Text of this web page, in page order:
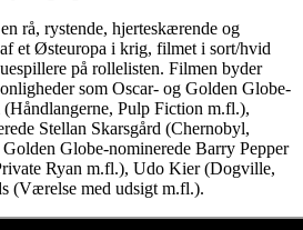
rå, rystende, hjerteskærende og
et Østeuropa i krig, filmet i sort/hvid
på rollelisten. Filmen byder
som Oscar- og Golden Globe-
Pulp Fiction m.fl.),
Stellan Skarsgård (Chernobyl,
Globe-nominerede Barry Pepper
Ryan m.fl.), Udo Kier (Dogville,
(Værelse med udsigt m.fl.).